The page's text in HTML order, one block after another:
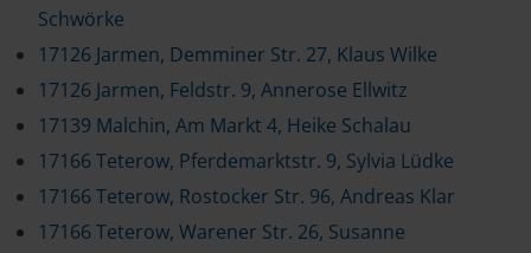
Schwörke
17126 Jarmen, Demminer Str. 27, Klaus Wilke
17126 Jarmen, Feldstr. 9, Annerose Ellwitz
17139 Malchin, Am Markt 4, Heike Schalau
17166 Teterow, Pferdemarktstr. 9, Sylvia Lüdke
17166 Teterow, Rostocker Str. 96, Andreas Klar
17166 Teterow, Warener Str. 26, Susanne